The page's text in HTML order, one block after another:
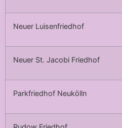
Neuer Luisenfriedhof
Neuer St. Jacobi Friedhof
Parkfriedhof Neukölln